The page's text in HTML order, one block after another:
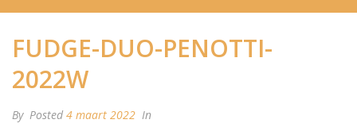
FUDGE-DUO-PENOTTI-
2022W
By Posted 4 maart 2022 In